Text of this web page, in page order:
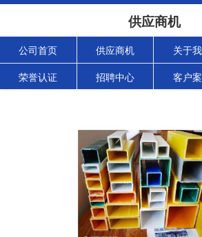
供应商机
公司首页 供应商机 关于
荣誉认证 招聘中心 客户